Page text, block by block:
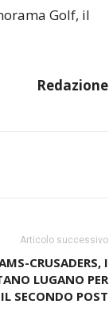
Golf, il
Redazione
Articolo successivo
CRUSADERS, I
LUGANO PER
SECONDO POST